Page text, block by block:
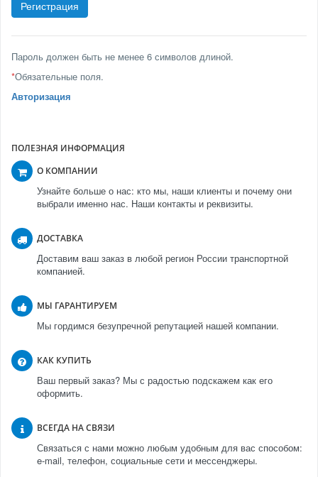
Пароль должен быть не менее 6 символов длиной.
*Обязательные поля.
Авторизация
ПОЛЕЗНАЯ ИНФОРМАЦИЯ
О КОМПАНИИ
Узнайте больше о нас: кто мы, наши клиенты и почему они
выбрали именно нас. Наши контакты и реквизиты.
ДОСТАВКА
Доставим ваш заказ в любой регион России транспортной
компанией.
МЫ ГАРАНТИРУЕМ
Мы гордимся безупречной репутацией нашей компании.
КАК КУПИТЬ
Ваш первый заказ? Мы с радостью подскажем как его
оформить.
ВСЕГДА НА СВЯЗИ
Связаться с нами можно любым удобным для вас способом:
e-mail, телефон, социальные сети и мессенджеры.